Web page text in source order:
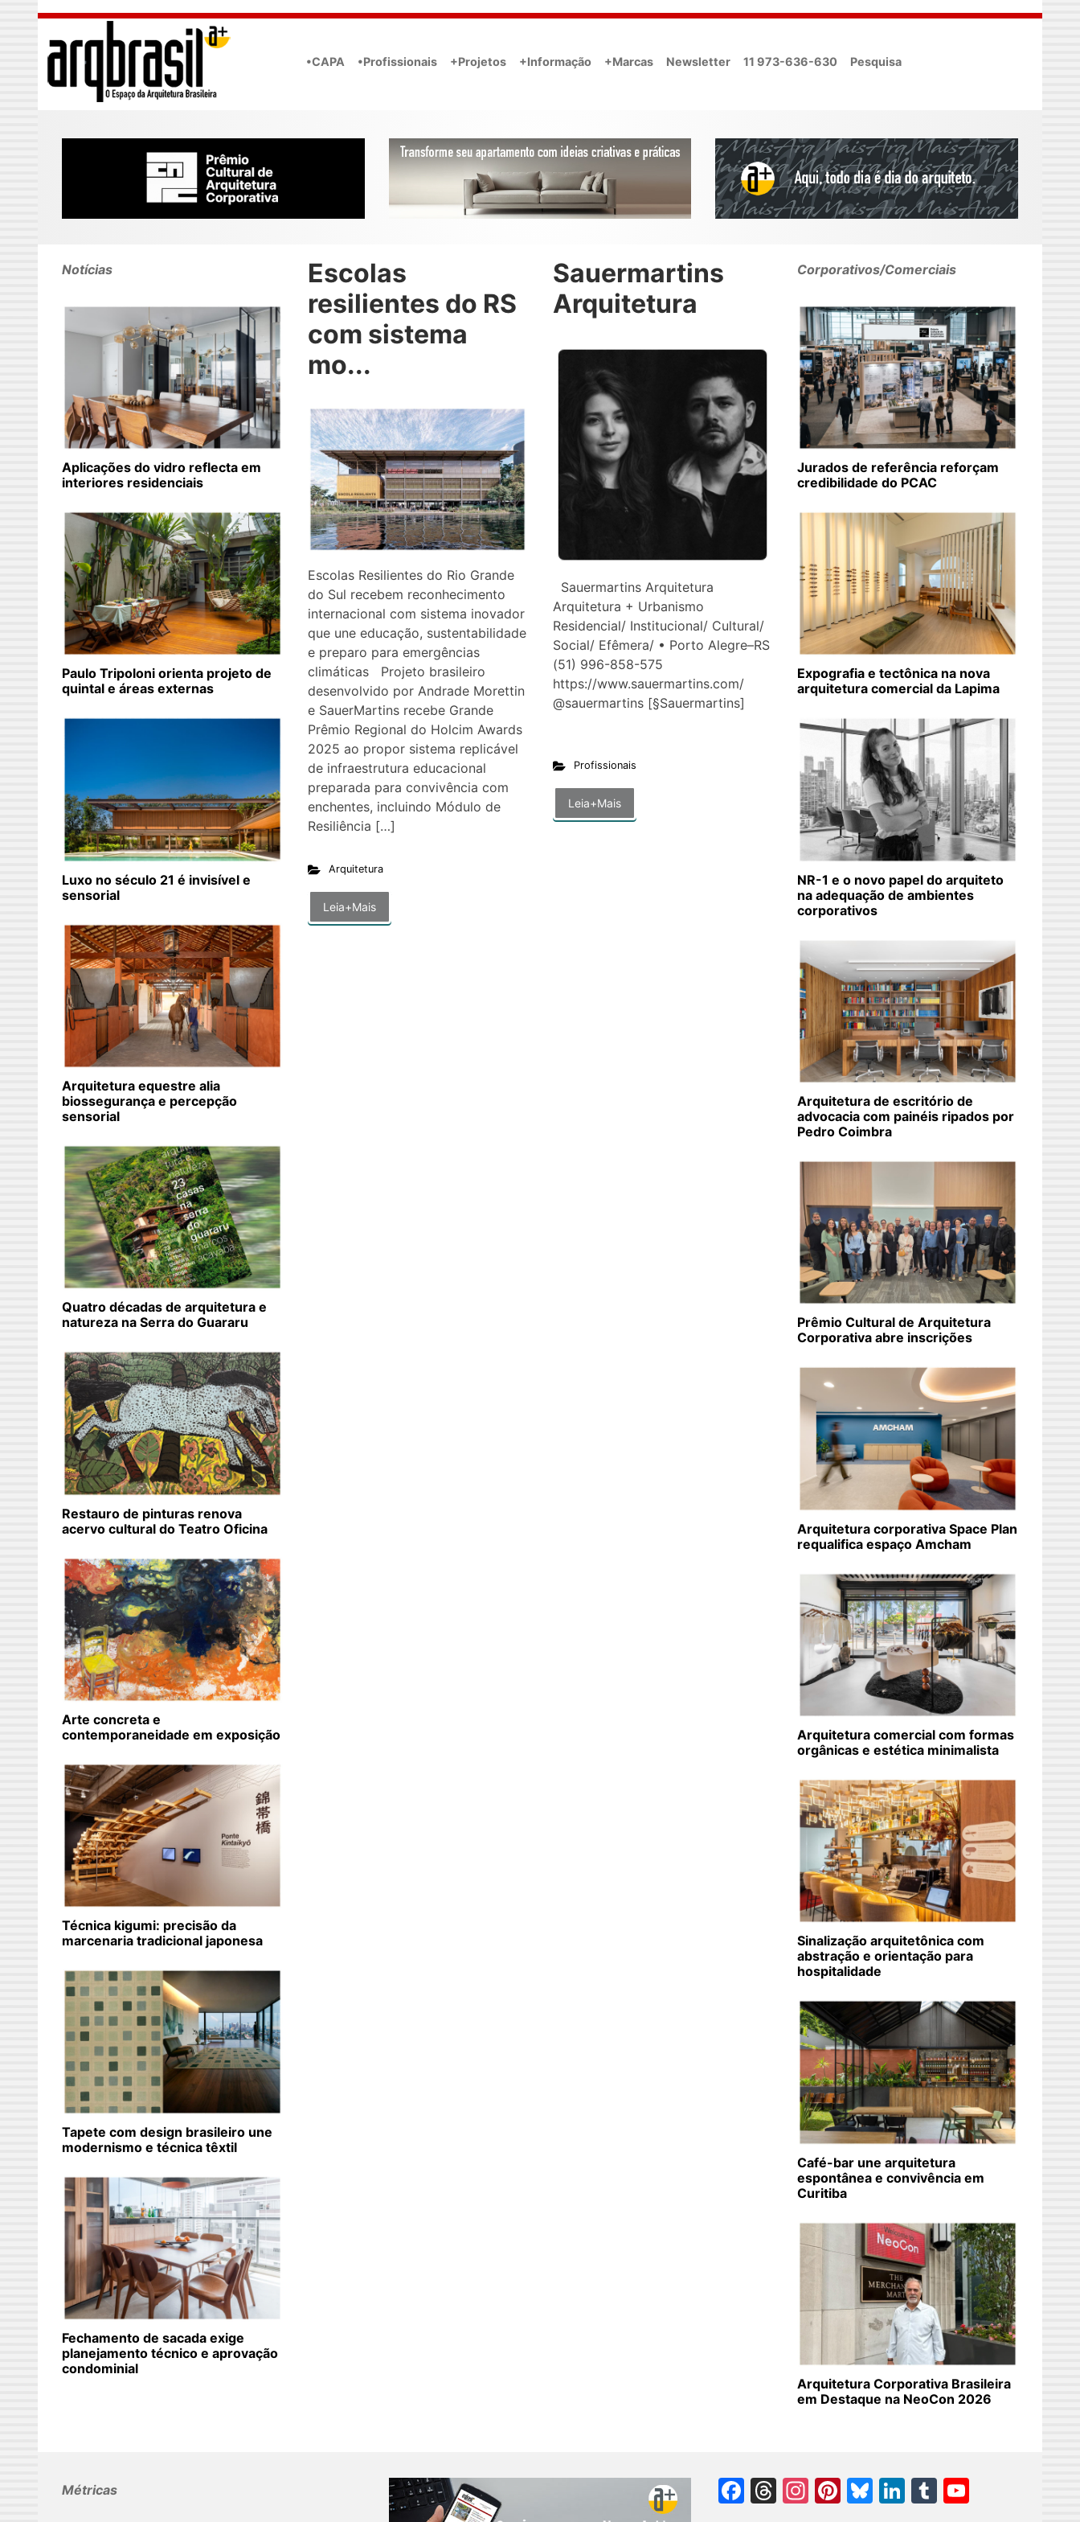
Skip to main content
•CAPA •Profissionais +Projetos +Informação +Marcas Newsletter 11 973-636-630 Pesquisa
Escolas
resilientes do RS
com sistema
mo...
Escolas Resilientes do Rio Grande
do Sul recebem reconhecimento
internacional com sistema inovador
que une educação, sustentabilidade
e preparo para emergências
climáticas Projeto brasileiro
desenvolvido por Andrade Morettin
e SauerMartins recebe Grande
Prêmio Regional do Holcim Awards
2025 ao propor sistema replicável
de infraestrutura educacional
preparada para convivência com
enchentes, incluindo Módulo de
Resiliência […]
Arquitetura
Leia+Mais
Sauermartins
Arquitetura
Sauermartins Arquitetura
Arquitetura + Urbanismo
Residencial/ Institucional/ Cultural/
Social/ Efêmera/ • Porto Alegre–RS
(51) 996-858-575
https://www.sauermartins.com/
@sauermartins [§Sauermartins]
Profissionais
Leia+Mais
Notícias
Aplicações do vidro reflecta em
interiores residenciais
Paulo Tripoloni orienta projeto de
quintal e áreas externas
Luxo no século 21 é invisível e
sensorial
Arquitetura equestre alia
biossegurança e percepção
sensorial
Quatro décadas de arquitetura e
natureza na Serra do Guararu
Restauro de pinturas renova
acervo cultural do Teatro Oficina
Arte concreta e
contemporaneidade em exposição
Técnica kigumi: precisão da
marcenaria tradicional japonesa
Tapete com design brasileiro une
modernismo e técnica têxtil
Fechamento de sacada exige
planejamento técnico e aprovação
condominial
Corporativos/Comerciais
Jurados de referência reforçam
credibilidade do PCAC
Expografia e tectônica na nova
arquitetura comercial da Lapima
NR-1 e o novo papel do arquiteto
na adequação de ambientes
corporativos
Arquitetura de escritório de
advocacia com painéis ripados por
Pedro Coimbra
Prêmio Cultural de Arquitetura
Corporativa abre inscrições
Arquitetura corporativa Space Plan
requalifica espaço Amcham
Arquitetura comercial com formas
orgânicas e estética minimalista
Sinalização arquitetônica com
abstração e orientação para
hospitalidade
Café-bar une arquitetura
espontânea e convivência em
Curitiba
Arquitetura Corporativa Brasileira
em Destaque na NeoCon 2026
Métricas Facebook
Threads
Instagram
Pinterest
Bluesky
LinkedIn
Tumblr